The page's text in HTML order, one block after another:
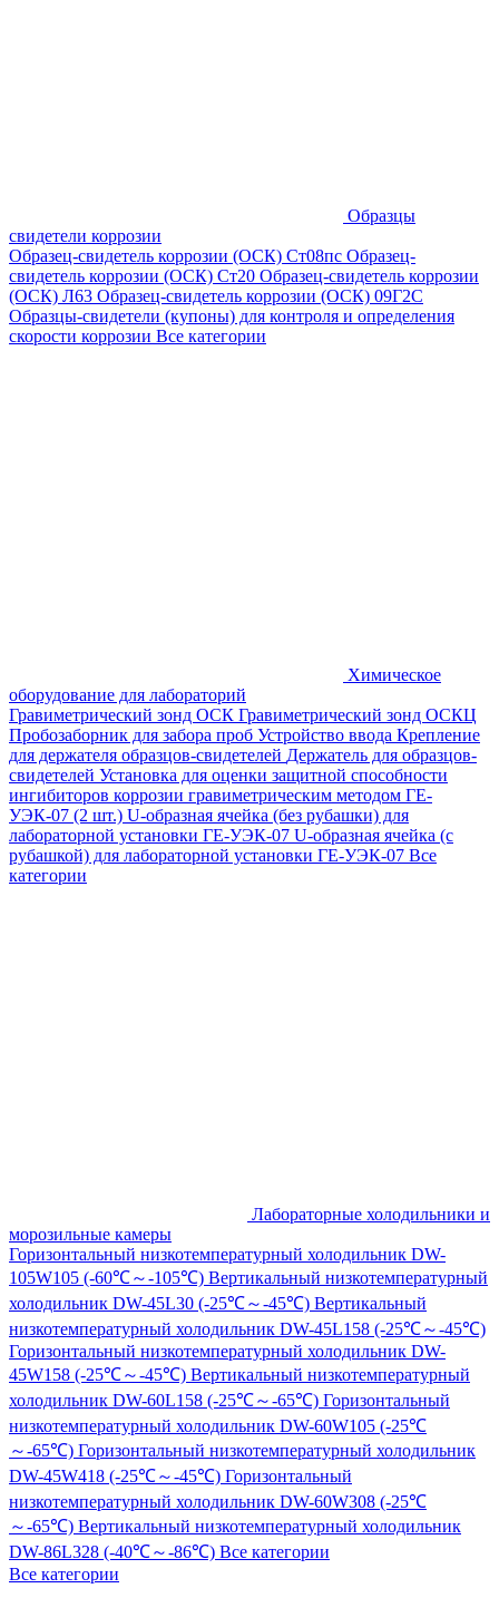
Образцы
свидетели коррозии
Образец-свидетель коррозии (ОСК) Ст08пс Образец-
свидетель коррозии (ОСК) Ст20 Образец-свидетель коррозии
(ОСК) Л63 Образец-свидетель коррозии (ОСК) 09Г2С
Образцы-свидетели (купоны) для контроля и определения
скорости коррозии Все категории
Химическое
оборудование для лабораторий
Гравиметрический зонд ОСК Гравиметрический зонд ОСКЦ
Пробозаборник для забора проб Устройство ввода Крепление
для держателя образцов-свидетелей Держатель для образцов-
свидетелей Установка для оценки защитной способности
ингибиторов коррозии гравиметрическим методом ГЕ-
УЭК-07 (2 шт.) U-образная ячейка (без рубашки) для
лабораторной установки ГЕ-УЭК-07 U-образная ячейка (с
рубашкой) для лабораторной установки ГЕ-УЭК-07 Все
категории
Лабораторные холодильники и
морозильные камеры
Горизонтальный низкотемпературный холодильник DW-
105W105 (-60℃～-105℃) Вертикальный низкотемпературный
холодильник DW-45L30 (-25℃～-45℃) Вертикальный
низкотемпературный холодильник DW-45L158 (-25℃～-45℃)
Горизонтальный низкотемпературный холодильник DW-
45W158 (-25℃～-45℃) Вертикальный низкотемпературный
холодильник DW-60L158 (-25℃～-65℃) Горизонтальный
низкотемпературный холодильник DW-60W105 (-25℃
～-65℃) Горизонтальный низкотемпературный холодильник
DW-45W418 (-25℃～-45℃) Горизонтальный
низкотемпературный холодильник DW-60W308 (-25℃
～-65℃) Вертикальный низкотемпературный холодильник
DW-86L328 (-40℃～-86℃) Все категории
Все категории